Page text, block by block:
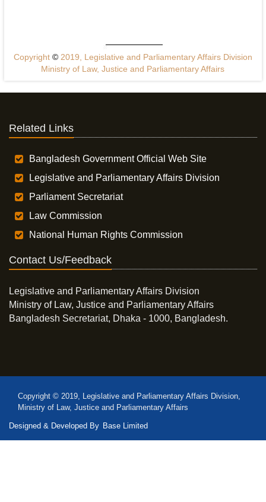
Copyright ©2019, Legislative and Parliamentary Affairs Division
Ministry of Law, Justice and Parliamentary Affairs
Related Links
Bangladesh Government Official Web Site
Legislative and Parliamentary Affairs Division
Parliament Secretariat
Law Commission
National Human Rights Commission
Contact Us/Feedback
Legislative and Parliamentary Affairs Division
Ministry of Law, Justice and Parliamentary Affairs
Bangladesh Secretariat, Dhaka - 1000, Bangladesh.
Copyright © 2019, Legislative and Parliamentary Affairs Division,
Ministry of Law, Justice and Parliamentary Affairs
Designed & Developed By Base Limited